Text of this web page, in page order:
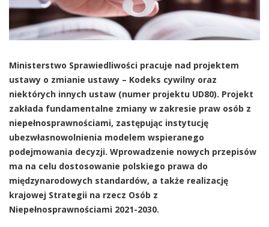
Ministerstwo Sprawiedliwości pracuje nad projektem
ustawy o zmianie ustawy – Kodeks cywilny oraz
niektórych innych ustaw (numer projektu UD80). Projekt
zakłada fundamentalne zmiany w zakresie praw osób z
niepełnosprawnościami, zastępując instytucję
ubezwłasnowolnienia modelem wspieranego
podejmowania decyzji. Wprowadzenie nowych przepisów
ma na celu dostosowanie polskiego prawa do
międzynarodowych standardów, a także realizację
krajowej Strategii na rzecz Osób z
Niepełnosprawnościami 2021-2030.